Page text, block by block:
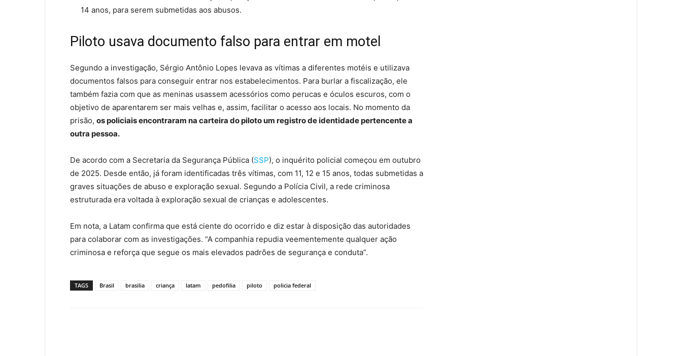
14 anos, para serem submetidas aos abusos.
Piloto usava documento falso para entrar em motel
Segundo a investigação, Sérgio Antônio Lopes levava as vítimas a diferentes motéis e utilizava
documentos falsos para conseguir entrar nos estabelecimentos. Para burlar a fiscalização, ele
também fazia com que as meninas usassem acessórios como perucas e óculos escuros, com o
objetivo de aparentarem ser mais velhas e, assim, facilitar o acesso aos locais. No momento da
prisão, os policiais encontraram na carteira do piloto um registro de identidade pertencente a
outra pessoa.
De acordo com a Secretaria da Segurança Pública (SSP), o inquérito policial começou em outubro
de 2025. Desde então, já foram identificadas três vítimas, com 11, 12 e 15 anos, todas submetidas a
graves situações de abuso e exploração sexual. Segundo a Polícia Civil, a rede criminosa
estruturada era voltada à exploração sexual de crianças e adolescentes.
Em nota, a Latam confirma que está ciente do ocorrido e diz estar à disposição das autoridades
para colaborar com as investigações. “A companhia repudia veementemente qualquer ação
criminosa e reforça que segue os mais elevados padrões de segurança e conduta”.
TAGS Brasil brasilia criança latam pedofilia piloto policia federal